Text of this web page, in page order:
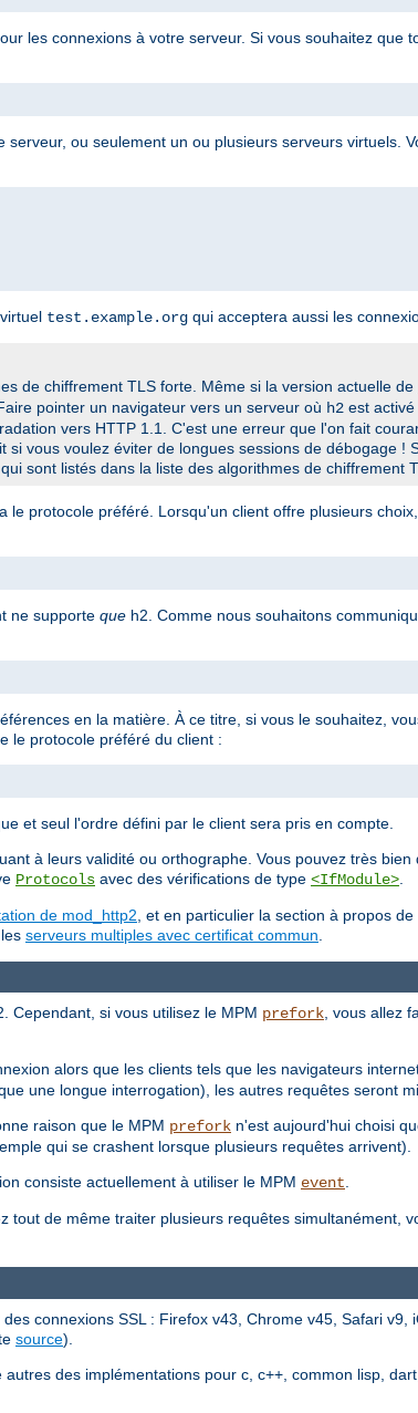
les connexions à votre serveur. Si vous souhaitez que
ou seulement un ou plusieurs serveurs virtuels.
test.example.org qui acceptera aussi les
de chiffrement TLS forte. Même si la version actuelle de
pointer un navigateur vers un serveur où h2 est
vers HTTP 1.1. C'est une erreur que l'on fait
vous voulez éviter de longues sessions de débogage !
sont listés dans la liste des algorithmes de chiffrement
protocole préféré. Lorsqu'un client offre plusieurs
ne supporte que h2. Comme nous souhaitons
en la matière. À ce titre, si vous le souhaitez,
le protocole préféré du client :
et seul l'ordre défini par le client sera pris en compte.
à leurs validité ou orthographe. Vous pouvez très
Protocols avec des vérifications de type <IfModule>
de mod_http2 , et en particulier la section à propos de
serveurs multiples avec certificat commun
Cependant, si vous utilisez le MPM prefork, vous allez
alors que les clients tels que les navigateurs
une longue interrogation), les autres requêtes seront
raison que le MPM prefork n'est aujourd'hui choisi
qui se crashent lorsque plusieurs requêtes arrivent).
consiste actuellement à utiliser le MPM event.
tout de même traiter plusieurs requêtes simultanément,
connexions SSL : Firefox v43, Chrome v45, Safari v9,
source).
autres des implémentations pour c, c++, common lisp,